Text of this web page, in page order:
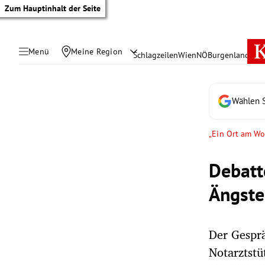
Zum Hauptinhalt der Seite
Menü Meine Region SchlagzeilenWienNÖBurgenland
Wählen
„Ein Ort am
Der